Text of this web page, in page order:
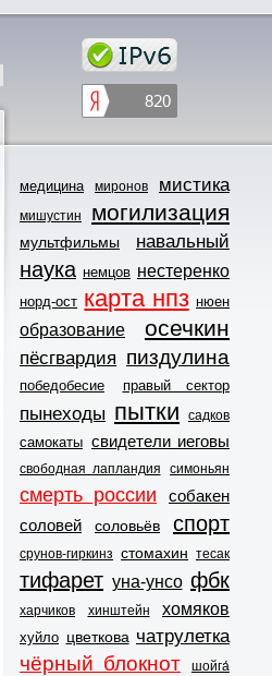
медицина миронов мистика
мишустин могилизация
мультфильмы навальный
наука немцов нестеренко
норд-ост карта нпз нюен
образование осечкин
пёсгвардия пиздулина
победобесие правый сектор
пынеходы пытки садков
самокаты свидетели иеговы
свободная лапландия симоньян
смерть россии
собакен
соловей
соловьёв спорт
срунов-гиркинз стомахин тесак
тифарет уна-унсо фбк
харчиков хинштейн хомяков
хуйло цветкова чатрулетка
чёрный блокнот шойга́